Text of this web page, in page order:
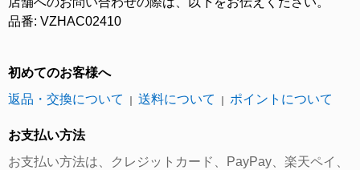
品番: VZHAC02410
初めてのお客様へ
返品・交換について
送料について ポイントについて
お支払い方法
お支払い方法は、クレジットカード、PayPay、楽天ペイ、